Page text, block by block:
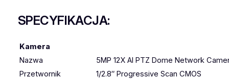
SPECYFIKACJA:
Kamera
Nazwa
5MP 12X AI PTZ Dome Network
Przetwornik
1/2.8″ Progressive Scan CMOS